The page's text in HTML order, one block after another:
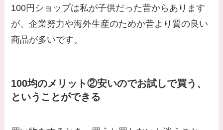
100円ショップは私が子供だった昔からあります
が、企業努力や海外生産のためか昔より質の良い
商品が多いです。
100均のメリット②安いのでお試しで買う、
ということができる